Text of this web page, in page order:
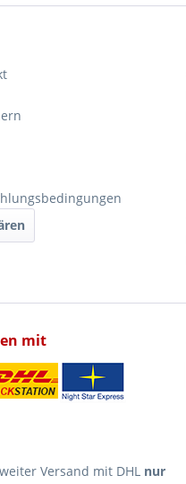
mit
Versand mit DHL nur